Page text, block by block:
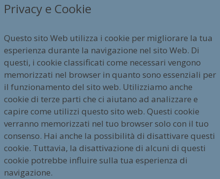
Privacy e Cookie
Questo sito Web utilizza i cookie per migliorare la tua
esperienza durante la navigazione nel sito Web. Di
questi, i cookie classificati come necessari vengono
memorizzati nel browser in quanto sono essenziali per
il funzionamento del sito web. Utilizziamo anche
cookie di terze parti che ci aiutano ad analizzare e
capire come utilizzi questo sito web. Questi cookie
verranno memorizzati nel tuo browser solo con il tuo
consenso. Hai anche la possibilità di disattivare questi
cookie. Tuttavia, la disattivazione di alcuni di questi
cookie potrebbe influire sulla tua esperienza di
navigazione.